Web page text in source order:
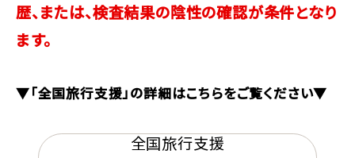
歴、または、検査結果の陰性の確認が条件となり
ます。
▼「全国旅行支援」の詳細はこちらをご覧ください▼
全国旅行支援